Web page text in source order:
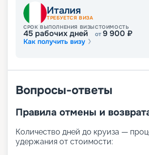
Развлечения на
Лайнер предлагает огромное
На выбор представлены такие
релаксационный комплекс только
бассейнами, клубами, игровыми
для детей)
Aquapark (с открытыми игровыми
Италия
ТРЕБУЕТСЯ ВИЗА
СРОК ВЫПОЛНЕНИЯ ВИЗЫ
45 рабочих дней
СТОИМОСТЬ
от9 900 ₽
Как получить визу
Вопросы-ответы
Правила отмены и
Количество дней до круиза —
удержания от стоимости: